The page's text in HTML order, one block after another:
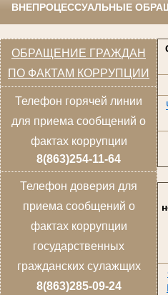
ВНЕПРОЦЕССУАЛЬНЫЕ
ОБРАЩЕНИЕ ГРАЖДАН
ПО ФАКТАМ КОРРУПЦИИ
Телефон горячей линии
для приема сообщений о
фактах коррупции
8(863)254-11-64
Телефон доверия для
приема сообщений о
фактах коррупции
государственных
гражданских сулажщих
8(863)285-09-24